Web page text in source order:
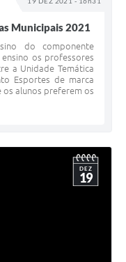
Municipais 2021
do componente
os professores
a Unidade Temática
Esportes de marca
alunos preferem os
DEZ
19